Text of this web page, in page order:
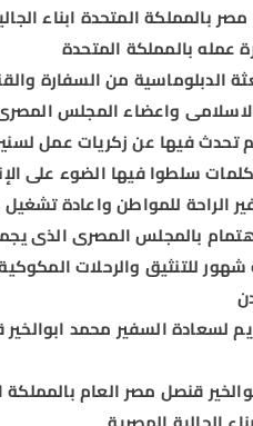
المتحدة ابناء
عمله بالمملكة المتحدة
الدبلوماسية من السفارة
واعضاء المجلس
تحدث فيها عن زكريات عمل
سلطوا فيها الضوء على
الراحة للمواطن واعادة
بالمجلس المصرى الذى
للتنثيق والرحلات
السفير محمد ابوالخير
قنصل مصر العام